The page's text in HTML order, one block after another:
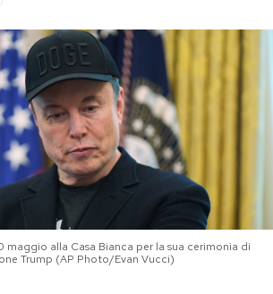
Mondiali calcio 2026
maggio alla Casa Bianca per la sua cerimonia di
Trump (AP Photo/Evan Vucci)